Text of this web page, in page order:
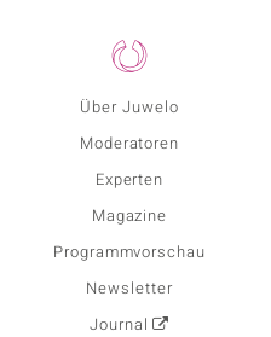
Über Juwelo
Moderatoren
Experten
Magazine
Programmvorschau
Newsletter
Journal